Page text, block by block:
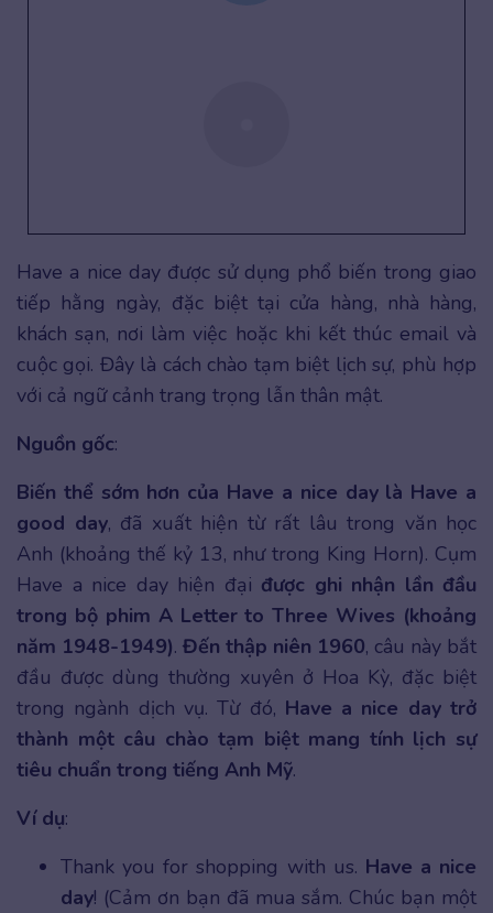
Have a nice day được sử dụng phổ biến trong giao
tiếp hằng ngày, đặc biệt tại cửa hàng, nhà hàng,
khách sạn, nơi làm việc hoặc khi kết thúc email và
cuộc gọi. Đây là cách chào tạm biệt lịch sự, phù hợp
với cả ngữ cảnh trang trọng lẫn thân mật.
Nguồn gốc:
Biến thể sớm hơn của Have a nice day là Have a
good day, đã xuất hiện từ rất lâu trong văn học
Anh (khoảng thế kỷ 13, như trong King Horn). Cụm
Have a nice day hiện đại được ghi nhận lần đầu
trong bộ phim A Letter to Three Wives (khoảng
năm 1948-1949). Đến thập niên 1960, câu này bắt
đầu được dùng thường xuyên ở Hoa Kỳ, đặc biệt
trong ngành dịch vụ. Từ đó, Have a nice day trở
thành một câu chào tạm biệt mang tính lịch sự
tiêu chuẩn trong tiếng Anh Mỹ.
Ví dụ:
Thank you for shopping with us. Have a nice
day! (Cảm ơn bạn đã mua sắm. Chúc bạn một